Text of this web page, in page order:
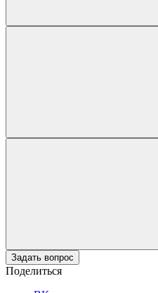
Задать вопрос
Поделиться